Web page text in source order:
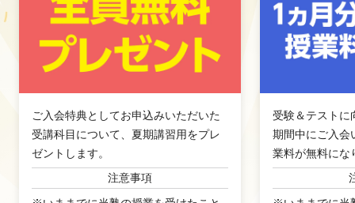
ご入会特典としてお申込みいただいた
受講科目について、夏期講習用をプレ
ゼントします。
注意事項
受験＆テストに
期間中にご入会
業料が無料にな